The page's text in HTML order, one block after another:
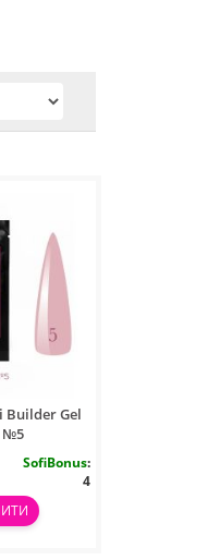
Builder Gel
№5
SofiBonus:
4